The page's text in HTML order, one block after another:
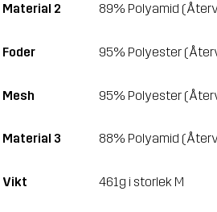
Material 2 89% Polyamid
Foder 95% Polyester
Mesh 95% Polyester
Material 3 88% Polyamid
Vikt 461g i storlek M